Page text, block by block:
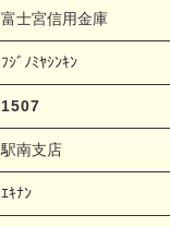
富士宮信用金庫
ﾌｼﾞﾉﾐﾔｼﾝｷﾝ
1507
駅南支店
ｴｷﾅﾝ